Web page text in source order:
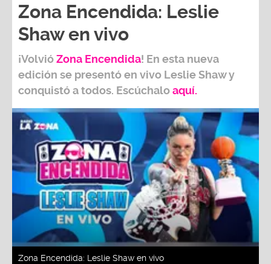
Zona Encendida: Leslie
Shaw en vivo
¡VolvióZona Encendida! En esta nueva
edición se presentó en vivo Leslie Shaw y
conquistó a todos. Escúchaloaquí.
Zona Encendida: Leslie Shaw en vivo